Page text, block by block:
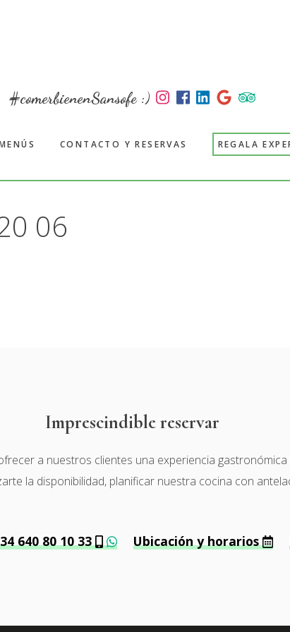
#comerbienenSansofe :)
CONTACTO Y RESERVAS REGALA
06
Imprescindible reservar
a nuestros clientes una experiencia gastronómica
la disponibilidad, planificar nuestra cocina con
640 80 10 33 Ubicación y horarios